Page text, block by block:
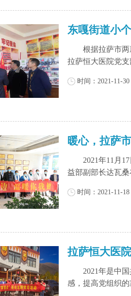
东嘎街道小
根据拉萨市两新
拉萨恒大医院党
时间：2021-11-30
暖心，拉萨
2021年11月17
益部副部长达瓦
时间：2021-11-18
拉萨恒大医
2021年是中国
感，提高党组织